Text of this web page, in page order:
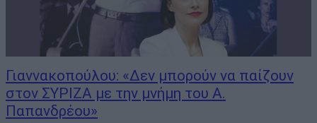
Γιαννακοπούλου: «Δεν μπορούν να παίζουν
στον ΣΥΡΙΖΑ με την μνήμη του Α.
Παπανδρέου»